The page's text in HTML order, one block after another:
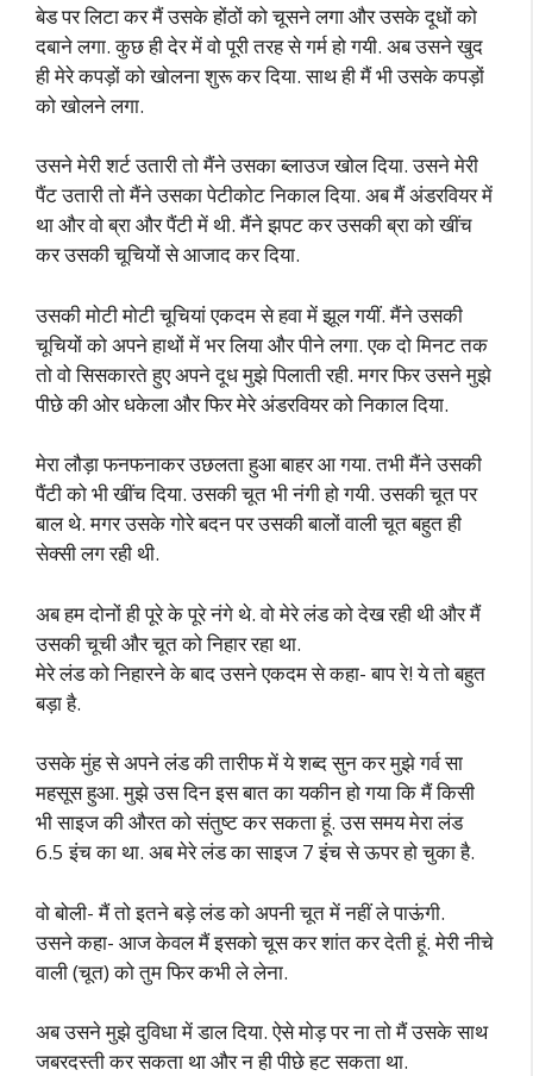
बेड पर लिटा कर मैं उसके होंठों को चूसने लगा और उसके दूधों को
दबाने लगा. कुछ ही देर में वो पूरी तरह से गर्म हो गयी. अब उसने खुद
ही मेरे कपड़ों को खोलना शुरू कर दिया. साथ ही मैं भी उसके कपड़ों
को खोलने लगा.
उसने मेरी शर्ट उतारी तो मैंने उसका ब्लाउज खोल दिया. उसने मेरी
पैंट उतारी तो मैंने उसका पेटीकोट निकाल दिया. अब मैं अंडरवियर में
था और वो ब्रा और पैंटी में थी. मैंने झपट कर उसकी ब्रा को खींच
कर उसकी चूचियों से आजाद कर दिया.
उसकी मोटी मोटी चूचियां एकदम से हवा में झूल गयीं. मैंने उसकी
चूचियों को अपने हाथों में भर लिया और पीने लगा. एक दो मिनट तक
तो वो सिसकारते हुए अपने दूध मुझे पिलाती रही. मगर फिर उसने मुझे
पीछे की ओर धकेला और फिर मेरे अंडरवियर को निकाल दिया.
मेरा लौड़ा फनफनाकर उछलता हुआ बाहर आ गया. तभी मैंने उसकी
पैंटी को भी खींच दिया. उसकी चूत भी नंगी हो गयी. उसकी चूत पर
बाल थे. मगर उसके गोरे बदन पर उसकी बालों वाली चूत बहुत ही
सेक्सी लग रही थी.
अब हम दोनों ही पूरे के पूरे नंगे थे. वो मेरे लंड को देख रही थी और मैं
उसकी चूची और चूत को निहार रहा था.
मेरे लंड को निहारने के बाद उसने एकदम से कहा- बाप रे! ये तो बहुत
बड़ा है.
उसके मुंह से अपने लंड की तारीफ में ये शब्द सुन कर मुझे गर्व सा
महसूस हुआ. मुझे उस दिन इस बात का यकीन हो गया कि मैं किसी
भी साइज की औरत को संतुष्ट कर सकता हूं. उस समय मेरा लंड
6.5 इंच का था. अब मेरे लंड का साइज 7 इंच से ऊपर हो चुका है.
वो बोली- मैं तो इतने बड़े लंड को अपनी चूत में नहीं ले पाऊंगी.
उसने कहा- आज केवल मैं इसको चूस कर शांत कर देती हूं. मेरी नीचे
वाली (चूत) को तुम फिर कभी ले लेना.
अब उसने मुझे दुविधा में डाल दिया. ऐसे मोड़ पर ना तो मैं उसके साथ
जबरदस्ती कर सकता था और न ही पीछे हट सकता था.